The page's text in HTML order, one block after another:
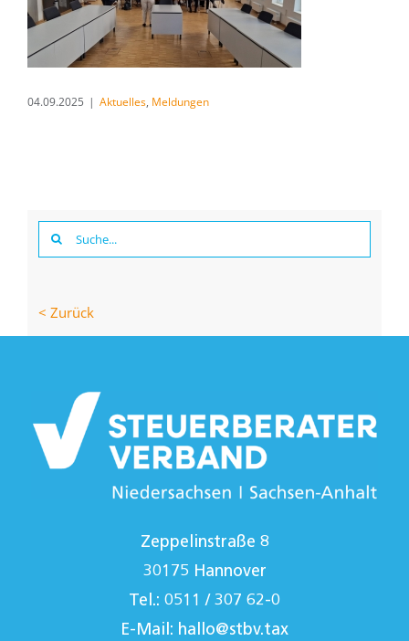
04.09.2025 | Aktuelles, Meldungen
Suche
nach:
< Zurück
Zeppelinstraße 8
30175 Hannover
Tel.: 0511 / 307 62-0
E-Mail: hallo@stbv.tax